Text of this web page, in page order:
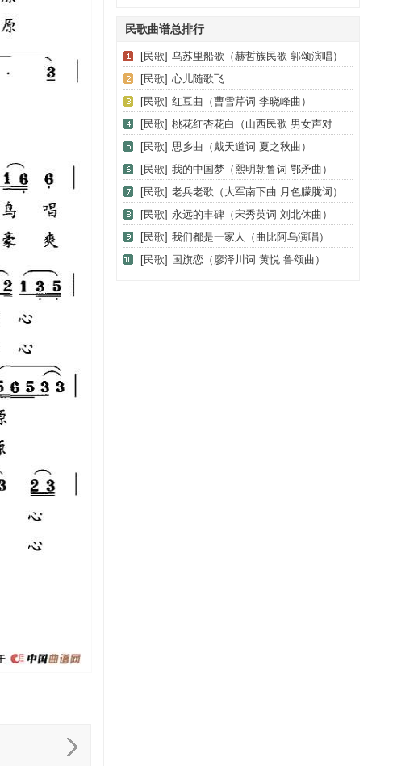
民歌曲谱总排行
[民歌] 乌苏里船歌（赫哲族民歌 郭颂演唱）
[民歌] 心儿随歌飞
[民歌] 红豆曲（曹雪芹词 李晓峰曲）
[民歌] 桃花红杏花白（山西民歌 男女声对
唱）
[民歌] 思乡曲（戴天道词 夏之秋曲）
[民歌] 我的中国梦（熙明朝鲁词 鄂矛曲）
[民歌] 老兵老歌（大军南下曲 月色朦胧词）
[民歌] 永远的丰碑（宋秀英词 刘北休曲）
[民歌] 我们都是一家人（曲比阿乌演唱）
[民歌] 国旗恋（廖泽川词 黄悦 鲁颂曲）